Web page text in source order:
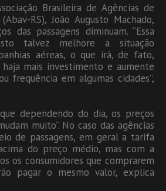
Brasileira de Agências de
RS), João Augusto Machado,
das passagens diminuam. “Essa
talvez melhore a situação
aéreas, o que irá, de fato,
mais investimento e aumente
frequência em algumas cidades”,
dependendo do dia, os preços
muito”. No caso das agências
de passagens, em geral a tarifa
do preço médio, mas com a
os consumidores que comprarem
pagar o mesmo valor, explica